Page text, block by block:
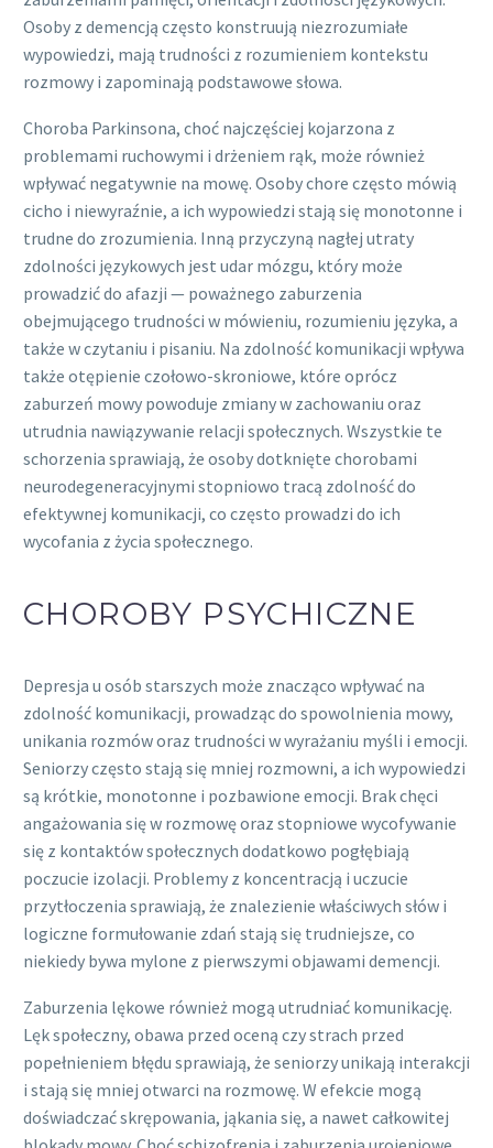
Osoby z demencją często konstruują niezrozumiałe
wypowiedzi, mają trudności z rozumieniem kontekstu
rozmowy i zapominają podstawowe słowa.
Choroba Parkinsona, choć najczęściej kojarzona z
problemami ruchowymi i drżeniem rąk, może również
wpływać negatywnie na mowę. Osoby chore często mówią
cicho i niewyraźnie, a ich wypowiedzi stają się monotonne i
trudne do zrozumienia. Inną przyczyną nagłej utraty
zdolności językowych jest udar mózgu, który może
prowadzić do afazji — poważnego zaburzenia
obejmującego trudności w mówieniu, rozumieniu języka, a
także w czytaniu i pisaniu. Na zdolność komunikacji wpływa
także otępienie czołowo-skroniowe, które oprócz
zaburzeń mowy powoduje zmiany w zachowaniu oraz
utrudnia nawiązywanie relacji społecznych. Wszystkie te
schorzenia sprawiają, że osoby dotknięte chorobami
neurodegeneracyjnymi stopniowo tracą zdolność do
efektywnej komunikacji, co często prowadzi do ich
wycofania z życia społecznego.
CHOROBY PSYCHICZNE
Depresja u osób starszych może znacząco wpływać na
zdolność komunikacji, prowadząc do spowolnienia mowy,
unikania rozmów oraz trudności w wyrażaniu myśli i emocji.
Seniorzy często stają się mniej rozmowni, a ich wypowiedzi
są krótkie, monotonne i pozbawione emocji. Brak chęci
angażowania się w rozmowę oraz stopniowe wycofywanie
się z kontaktów społecznych dodatkowo pogłębiają
poczucie izolacji. Problemy z koncentracją i uczucie
przytłoczenia sprawiają, że znalezienie właściwych słów i
logiczne formułowanie zdań stają się trudniejsze, co
niekiedy bywa mylone z pierwszymi objawami demencji.
Zaburzenia lękowe również mogą utrudniać komunikację.
Lęk społeczny, obawa przed oceną czy strach przed
popełnieniem błędu sprawiają, że seniorzy unikają interakcji
i stają się mniej otwarci na rozmowę. W efekcie mogą
doświadczać skrępowania, jąkania się, a nawet całkowitej